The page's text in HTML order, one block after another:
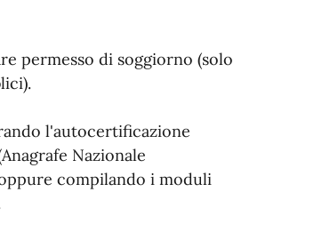
permesso di soggiorno (solo
l'autocertificazione
Nazionale
compilando i moduli